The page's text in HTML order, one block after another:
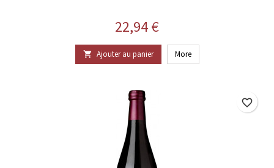
Prix
22,94 €
 Ajouter au panier More
favorite_border